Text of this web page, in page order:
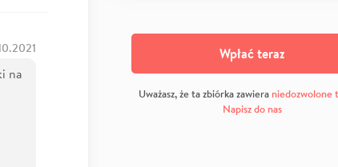
na
Wpłać teraz
Uważasz, że ta zbiórka zawiera niedozwolone
Napisz do nas